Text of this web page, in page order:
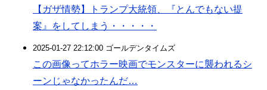
【ガザ情勢】トランプ大統領、『とんでもない提
案』をしてしまう・・・・・
2025-01-27 22:12:00 ゴールデンタイムズ
この画像ってホラー映画でモンスターに襲われるシ
ーンじゃなかったんだ…